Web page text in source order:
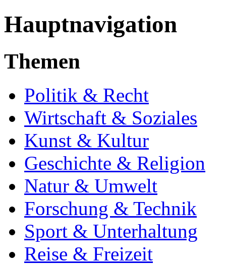
Hauptnavigation
Themen
Politik & Recht
Wirtschaft & Soziales
Kunst & Kultur
Geschichte & Religion
Natur & Umwelt
Forschung & Technik
Sport & Unterhaltung
Reise & Freizeit